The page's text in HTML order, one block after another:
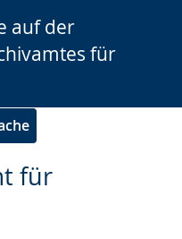
auf der
für
für